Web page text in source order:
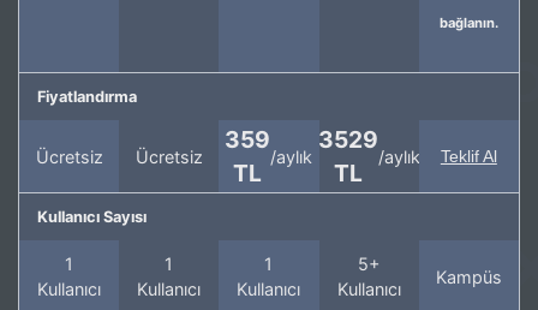
bağlanın.
Fiyatlandırma
Ücretsiz Ücretsiz
359
TL
/aylık
3529
TL
/aylık Teklif Al
Kullanıcı Sayısı
1
Kullanıcı
1
Kullanıcı
1
Kullanıcı
5+
Kullanıcı
Kampüs